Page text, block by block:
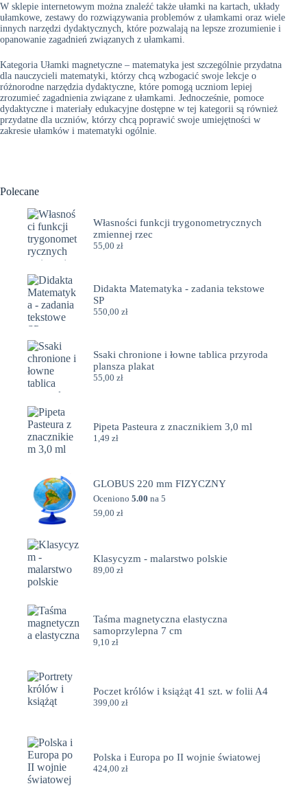
W sklepie internetowym można znaleźć także ułamki na kartach, układy
ułamkowe, zestawy do rozwiązywania problemów z ułamkami oraz wiele
innych narzędzi dydaktycznych, które pozwalają na lepsze zrozumienie i
opanowanie zagadnień związanych z ułamkami.
Kategoria Ułamki magnetyczne – matematyka jest szczególnie przydatna
dla nauczycieli matematyki, którzy chcą wzbogacić swoje lekcje o
różnorodne narzędzia dydaktyczne, które pomogą uczniom lepiej
zrozumieć zagadnienia związane z ułamkami. Jednocześnie, pomoce
dydaktyczne i materiały edukacyjne dostępne w tej kategorii są również
przydatne dla uczniów, którzy chcą poprawić swoje umiejętności w
zakresie ułamków i matematyki ogólnie.
Polecane
Własności funkcji trygonometrycznych
zmiennej rzec
55,00zł
Didakta Matematyka - zadania tekstowe
SP
550,00zł
Ssaki chronione i łowne tablica przyroda
plansza plakat
55,00zł
Pipeta Pasteura z znacznikiem 3,0 ml
1,49zł
GLOBUS 220 mm FIZYCZNY
Oceniono5.00 na 5
59,00zł
Klasycyzm - malarstwo polskie
89,00zł
Taśma magnetyczna elastyczna
samoprzylepna 7 cm
9,10zł
Poczet królów i książąt 41 szt. w folii A4
399,00zł
Polska i Europa po II wojnie światowej
424,00zł